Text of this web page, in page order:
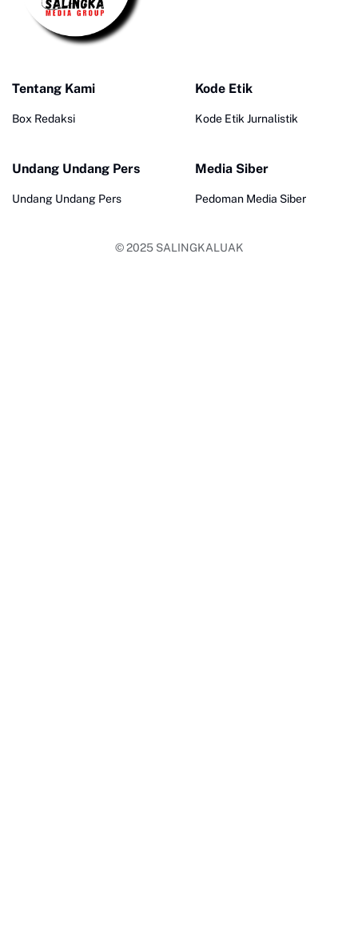
Tentang Kami
Box Redaksi
Kode Etik
Kode Etik Jurnalistik
Undang Undang Pers
Undang Undang Pers
Media Siber
Pedoman Media Siber
© 2025 SALINGKALUAK